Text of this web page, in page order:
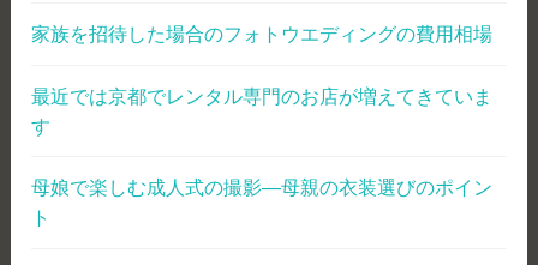
家族を招待した場合のフォトウエディングの費用相場
最近では京都でレンタル専門のお店が増えてきていま
す
母娘で楽しむ成人式の撮影―母親の衣装選びのポイン
ト